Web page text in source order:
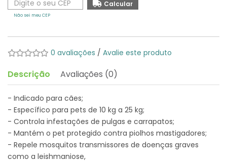
Não sei meu CEP
0 avaliações / Avalie este produto
Descrição Avaliações (0)
- Indicado para cães;
- Específico para pets de 10 kg a 25 kg;
- Controla infestações de pulgas e carrapatos;
- Mantém o pet protegido contra piolhos mastigadores;
- Repele mosquitos transmissores de doenças graves
como a leishmaniose,